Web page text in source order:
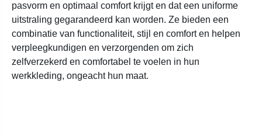
pasvorm en optimaal comfort krijgt en dat een uniforme
uitstraling gegarandeerd kan worden. Ze bieden een
combinatie van functionaliteit, stijl en comfort en helpen
verpleegkundigen en verzorgenden om zich
zelfverzekerd en comfortabel te voelen in hun
werkkleding, ongeacht hun maat.